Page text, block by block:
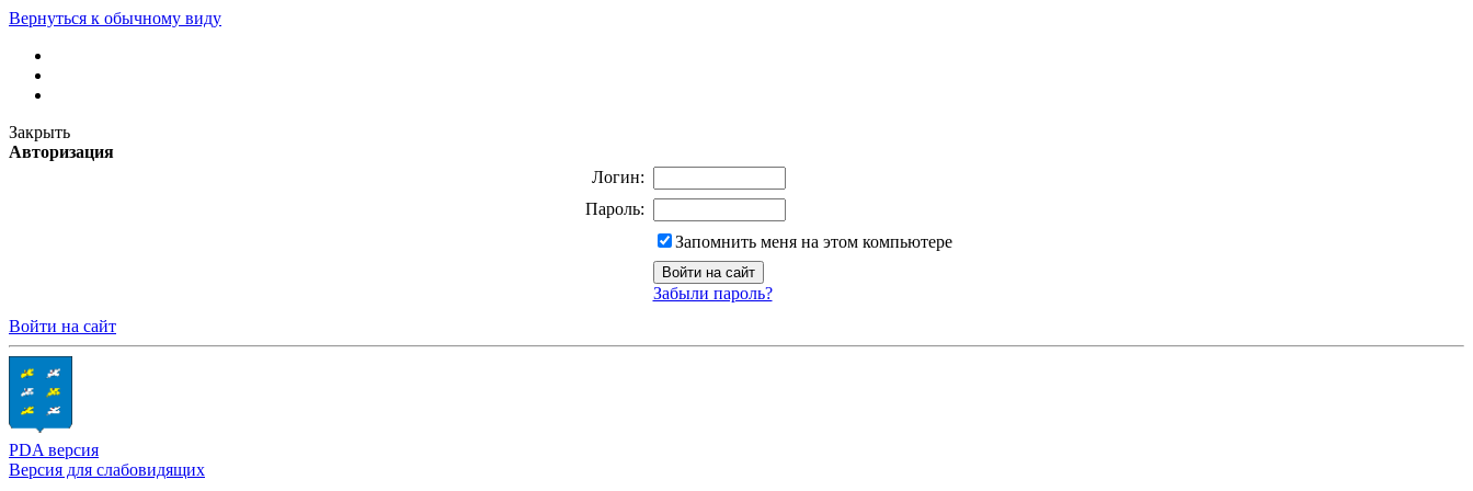
Вернуться к обычному виду
Закрыть
Авторизация
Логин:
Пароль:
Запомнить меня на этом компьютере
Забыли пароль?
Войти на сайт
PDA версия
Версия для слабовидящих